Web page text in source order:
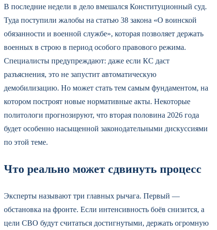
В последние недели в дело вмешался Конституционный суд.
Туда поступили жалобы на статью 38 закона «О воинской
обязанности и военной службе», которая позволяет держать
военных в строю в период особого правового режима.
Специалисты предупреждают: даже если КС даст
разъяснения, это не запустит автоматическую
демобилизацию. Но может стать тем самым фундаментом, на
котором построят новые нормативные акты. Некоторые
политологи прогнозируют, что вторая половина 2026 года
будет особенно насыщенной законодательными дискуссиями
по этой теме.
Что реально может сдвинуть процесс
Эксперты называют три главных рычага. Первый —
обстановка на фронте. Если интенсивность боёв снизится, а
цели СВО будут считаться достигнутыми, держать огромную